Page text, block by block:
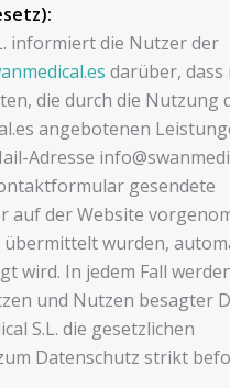
informiert die Nutzer der
darüber, dass
die durch die Nutzung
angebotenen
Adresse
gesendete
auf der Website
wurden,
wird. In jedem Fall
und Nutzen besagter
S.L. die gesetzlichen
Datenschutz strikt